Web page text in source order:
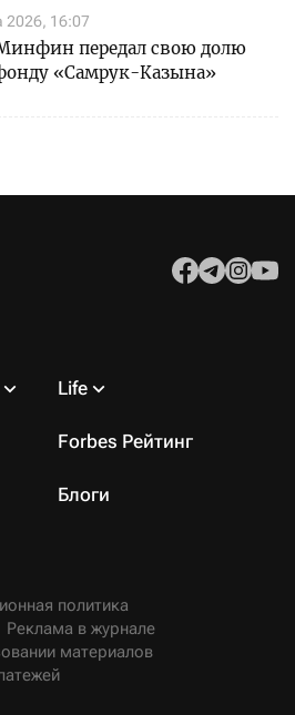
2026, 16:07
передал свою долю
«Самрук-Казына»
Life
Forbes Рейтинг
Блоги
политика
Реклама в журнале
материалов